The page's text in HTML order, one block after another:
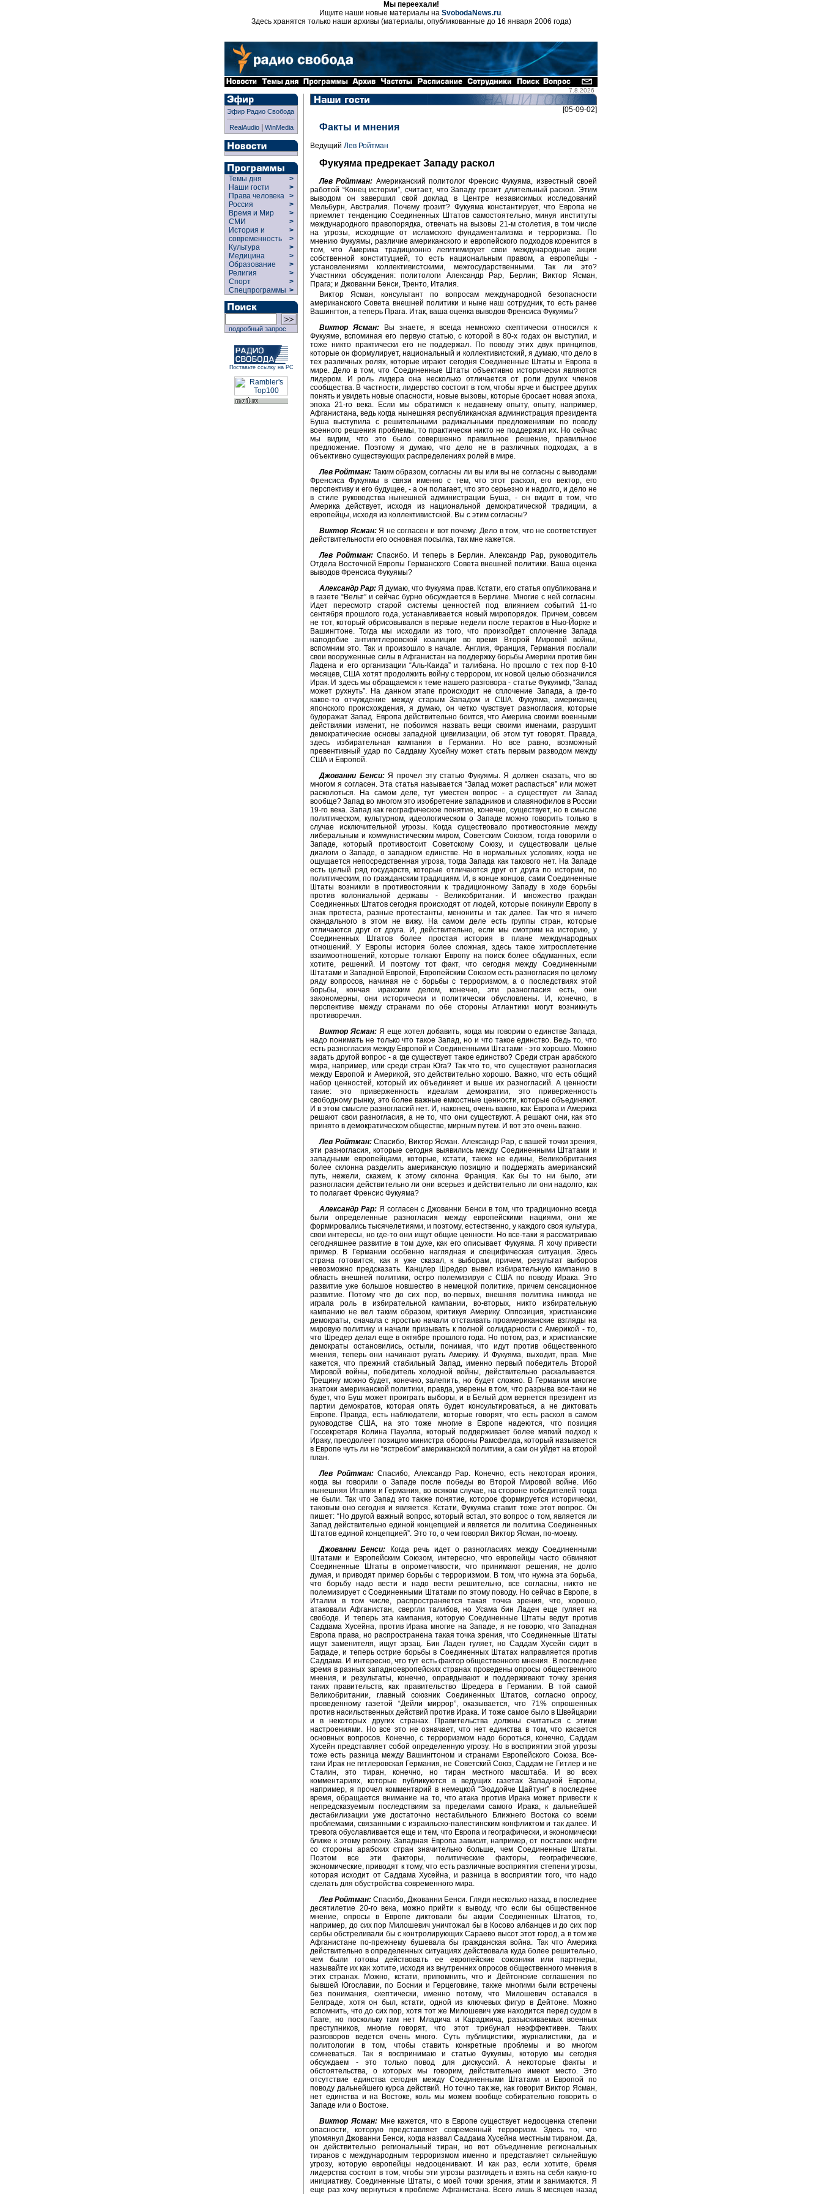
Мы переехали!
Ищите наши новые материалы на SvobodaNews.ru.
Здесь хранятся только наши архивы (материалы, опубликованные до 16 января 2006 года)
7.8.2026
Эфир Радио Свобода
RealAudio| WinMedia
Темы дня
>
Наши гости
>
Права человека >
Россия
>
Время и Мир
>
СМИ
>
История и
современность
>
>
Культура
>
Медицина
>
Образование
>
Религия
>
Спорт
>
Спецпрограммы >
подробный запрос
Поставьте ссылку на РС
[05-09-02]
Факты и мнения
Ведущий Лев Ройтман
Фукуяма предрекает Западу раскол
Лев Ройтман: Американский политолог Френсис Фукуяма, известный своей
работой “Конец истории”, считает, что Западу грозит длительный раскол. Этим
выводом он завершил свой доклад в Центре независимых исследований
Мельбурн, Австралия. Почему грозит? Фукуяма константирует, что Европа не
приемлет тенденцию Соединенных Штатов самостоятельно, минуя институты
международного правопорядка, отвечать на вызовы 21-м столетия, в том числе
на угрозы, исходящие от исламского фундаментализма и терроризма. По
мнению Фукуямы, различие американского и европейского подходов коренится в
том, что Америка традиционно легитимирует свои международные акции
собственной конституцией, то есть национальным правом, а европейцы -
установлениями коллективистскими, межгосударственными. Так ли это?
Участники обсуждения: политологи Александр Рар, Берлин; Виктор Ясман,
Прага; и Джованни Бенси, Тренто, Италия.
Виктор Ясман, консультант по вопросам международной безопасности
американского Совета внешней политики и ныне наш сотрудник, то есть ранее
Вашингтон, а теперь Прага. Итак, ваша оценка выводов Френсиса Фукуямы?
Виктор Ясман:Вы знаете, я всегда немножко скептически относился к
Фукуяме, вспоминая его первую статью, с которой в 80-х годах он выступил, и
тоже никто практически его не поддержал. По поводу этих двух принципов,
которые он формулирует, национальный и коллективистский, я думаю, что дело в
тех различных ролях, которые играют сегодня Соединенные Штаты и Европа в
мире. Дело в том, что Соединенные Штаты объективно исторически являются
лидером. И роль лидера она несколько отличается от роли других членов
сообщества. В частности, лидерство состоит в том, чтобы ярче и быстрее других
понять и увидеть новые опасности, новые вызовы, которые бросает новая эпоха,
эпоха 21-го века. Если мы обратимся к недавнему опыту, опыту, например,
Афганистана, ведь когда нынешняя республиканская администрация президента
Буша выступила с решительными радикальными предложениями по поводу
военного решения проблемы, то практически никто не поддержал их. Но сейчас
мы видим, что это было совершенно правильное решение, правильное
предложение. Поэтому я думаю, что дело не в различных подходах, а в
объективно существующих распределениях ролей в мире.
Лев Ройтман: Таким образом, согласны ли вы или вы не согласны с выводами
Френсиса Фукуямы в связи именно с тем, что этот раскол, его вектор, его
перспективу и его будущее, - а он полагает, что это серьезно и надолго, и дело не
в стиле руководства нынешней администрации Буша, - он видит в том, что
Америка действует, исходя из национальной демократической традиции, а
европейцы, исходя из коллективистской. Вы с этим согласны?
Виктор Ясман:Я не согласен и вот почему. Дело в том, что не соответствует
действительности его основная посылка, так мне кажется.
Лев Ройтман: Спасибо. И теперь в Берлин. Александр Рар, руководитель
Отдела Восточной Европы Германского Совета внешней политики. Ваша оценка
выводов Френсиса Фукуямы?
Александр Рар: Я думаю, что Фукуяма прав. Кстати, его статья опубликована и
в газете “Вельт” и сейчас бурно обсуждается в Берлине. Многие с ней согласны.
Идет пересмотр старой системы ценностей под влиянием событий 11-го
сентября прошлого года, устанавливается новый миропорядок. Причем, совсем
не тот, который обрисовывался в первые недели после терактов в Нью-Йорке и
Вашингтоне. Тогда мы исходили из того, что произойдет сплочение Запада
наподобие антигитлеровской коалиции во время Второй Мировой войны,
вспомним это. Так и произошло в начале. Англия, Франция, Германия послали
свои вооруженные силы в Афганистан на поддержку борьбы Америки против бин
Ладена и его организации “Аль-Каида” и талибана. Но прошло с тех пор 8-10
месяцев, США хотят продолжить войну с террором, их новой целью обозначился
Ирак. И здесь мы обращаемся к теме нашего разговора - статье Фукуямф, “Запад
может рухнуть”. На данном этапе происходит не сплочение Запада, а где-то
какое-то отчуждение между старым Западом и США. Фукуяма, американец
японского происхождения, я думаю, он четко чувствует разногласия, которые
будоражат Запад. Европа действительно боится, что Америка своими военными
действиями изменит, не побоимся назвать вещи своими именами, разрушит
демократические основы западной цивилизации, об этом тут говорят. Правда,
здесь избирательная кампания в Германии. Но все равно, возможный
превентивный удар по Саддаму Хусейну может стать первым разводом между
США и Европой.
Джованни Бенси:Я прочел эту статью Фукуямы. Я должен сказать, что во
многом я согласен. Эта статья называется “Запад может распасться” или может
расколоться. На самом деле, тут уместен вопрос - а существует ли Запад
вообще? Запад во многом это изобретение западников и славянофилов в России
19-го века. Запад как географическое понятие, конечно, существует, но в смысле
политическом, культурном, идеологическом о Западе можно говорить только в
случае исключительной угрозы. Когда существовало противостояние между
либеральным и коммунистическим миром, Советским Союзом, тогда говорили о
Западе, который противостоит Советскому Союзу, и существовали целые
диалоги о Западе, о западном единстве. Но в нормальных условиях, когда не
ощущается непосредственная угроза, тогда Запада как такового нет. На Западе
есть целый ряд государств, которые отличаются друг от друга по истории, по
политическим, по гражданским традициям. И, в конце концов, сами Соединенные
Штаты возникли в противостоянии к традиционному Западу в ходе борьбы
против колониальной державы - Великобритании. И множество граждан
Соединенных Штатов сегодня происходят от людей, которые покинули Европу в
знак протеста, разные протестанты, менониты и так далее. Так что я ничего
скандального в этом не вижу. На самом деле есть группы стран, которые
отличаются друг от друга. И, действительно, если мы смотрим на историю, у
Соединенных Штатов более простая история в плане международных
отношений. У Европы история более сложная, здесь такое хитросплетение
взаимоотношений, которые толкают Европу на поиск более обдуманных, если
хотите, решений. И поэтому тот факт, что сегодня между Соединенными
Штатами и Западной Европой, Европейским Союзом есть разногласия по целому
ряду вопросов, начиная не с борьбы с терроризмом, а о последствиях этой
борьбы, кончая иракским делом, конечно, эти разногласия есть, они
закономерны, они исторически и политически обусловлены. И, конечно, в
перспективе между странами по обе стороны Атлантики могут возникнуть
противоречия.
Виктор Ясман: Я еще хотел добавить, когда мы говорим о единстве Запада,
надо понимать не только что такое Запад, но и что такое единство. Ведь то, что
есть разногласия между Европой и Соединенными Штатами - это хорошо. Можно
задать другой вопрос - а где существует такое единство? Среди стран арабского
мира, например, или среди стран Юга? Так что то, что существуют разногласия
между Европой и Америкой, это действительно хорошо. Важно, что есть общий
набор ценностей, который их объединяет и выше их разногласий. А ценности
такие: это приверженность идеалам демократии, это приверженность
свободному рынку, это более важные емкостные ценности, которые объединяют.
И в этом смысле разногласий нет. И, наконец, очень важно, как Европа и Америка
решают свои разногласия, а не то, что они существуют. А решают они, как это
принято в демократическом обществе, мирным путем. И вот это очень важно.
Лев Ройтман:Спасибо, Виктор Ясман. Александр Рар, с вашей точки зрения,
эти разногласия, которые сегодня выявились между Соединенными Штатами и
западными европейцами, которые, кстати, также не едины, Великобритания
более склонна разделить американскую позицию и поддержать американский
путь, нежели, скажем, к этому склонна Франция. Как бы то ни было, эти
разногласия действительно ли они всерьез и действительно ли они надолго, как
то полагает Френсис Фукуяма?
Александр Рар: Я согласен с Джованни Бенси в том, что традиционно всегда
были определенные разногласия между европейскими нациями, они же
формировались тысячелетиями, и поэтому, естественно, у каждого своя культура,
свои интересы, но где-то они ищут общие ценности. Но все-таки я рассматриваю
сегодняшнее развитие в том духе, как его описывает Фукуяма. Я хочу привести
пример. В Германии особенно наглядная и специфическая ситуация. Здесь
страна готовится, как я уже сказал, к выборам, причем, результат выборов
невозможно предсказать. Канцлер Шредер вывел избирательную кампанию в
область внешней политики, остро полемизируя с США по поводу Ирака. Это
развитие уже большое новшество в немецкой политике, причем сенсационное
развитие. Потому что до сих пор, во-первых, внешняя политика никогда не
играла роль в избирательной кампании, во-вторых, никто избирательную
кампанию не вел таким образом, критикуя Америку. Оппозиция, христианские
демократы, сначала с яростью начали отстаивать проамериканские взгляды на
мировую политику и начали призывать к полной солидарности с Америкой - то,
что Шредер делал еще в октябре прошлого года. Но потом, раз, и христианские
демократы остановились, остыли, понимая, что идут против общественного
мнения, теперь они начинают ругать Америку. И Фукуяма, выходит, прав. Мне
кажется, что прежний стабильный Запад, именно первый победитель Второй
Мировой войны, победитель холодной войны, действительно раскалывается.
Трещину можно будет, конечно, залепить, но будет сложно. В Германии многие
знатоки американской политики, правда, уверены в том, что разрыва все-таки не
будет, что Буш может проиграть выборы, и в Белый дом вернется президент из
партии демократов, которая опять будет консультироваться, а не диктовать
Европе. Правда, есть наблюдатели, которые говорят, что есть раскол в самом
руководстве США, на это тоже многие в Европе надеются, что позиция
Госсекретаря Колина Пауэлла, который поддерживает более мягкий подход к
Ираку, преодолеет позицию министра обороны Рамсфелда, который называется
в Европе чуть ли не “ястребом” американской политики, а сам он уйдет на второй
план.
Лев Ройтман:Спасибо, Александр Рар. Конечно, есть некоторая ирония,
когда вы говорили о Западе после победы во Второй Мировой войне. Ибо
нынешняя Италия и Германия, во всяком случае, на стороне победителей тогда
не были. Так что Запад это также понятие, которое формируется исторически,
таковым оно сегодня и является. Кстати, Фукуяма ставит тоже этот вопрос. Он
пишет: “Но другой важный вопрос, который встал, это вопрос о том, является ли
Запад действительно единой концепцией и является ли политика Соединенных
Штатов единой концепцией”. Это то, о чем говорил Виктор Ясман, по-моему.
Джованни Бенси: Когда речь идет о разногласиях между Соединенными
Штатами и Европейским Союзом, интересно, что европейцы часто обвиняют
Соединенные Штаты в опрометчивости, что принимают решения, не долго
думая, и приводят пример борьбы с терроризмом. В том, что нужна эта борьба,
что борьбу надо вести и надо вести решительно, все согласны, никто не
полемизирует с Соединенными Штатами по этому поводу. Но сейчас в Европе, в
Италии в том числе, распространяется такая точка зрения, что, хорошо,
атаковали Афганистан, свергли талибов, но Усама бин Ладен еще гуляет на
свободе. И теперь эта кампания, которую Соединенные Штаты ведут против
Саддама Хусейна, против Ирака многие на Западе, я не говорю, что Западная
Европа права, но распространена такая точка зрения, что Соединенные Штаты
ищут заменителя, ищут эрзац. Бин Ладен гуляет, но Саддам Хусейн сидит в
Багдаде, и теперь острие борьбы в Соединенных Штатах направляется против
Саддама. И интересно, что тут есть фактор общественного мнения. В последнее
время в разных западноевропейских странах проведены опросы общественного
мнения, и результаты, конечно, оправдывают и поддерживают точку зрения
таких правительств, как правительство Шредера в Германии. В той самой
Великобритании, главный союзник Соединенных Штатов, согласно опросу,
проведенному газетой “Дейли миррор”, оказывается, что 71% опрошенных
против насильственных действий против Ирака. И тоже самое было в Швейцарии
и в некоторых других странах. Правительства должны считаться с этими
настроениями. Но все это не означает, что нет единства в том, что касается
основных вопросов. Конечно, с терроризмом надо бороться, конечно, Саддам
Хусейн представляет собой определенную угрозу. Но в восприятии этой угрозы
тоже есть разница между Вашингтоном и странами Европейского Союза. Все-
таки Ирак не гитлеровская Германия, не Советский Союз, Саддам не Гитлер и не
Сталин, это тиран, конечно, но тиран местного масштаба. И во всех
комментариях, которые публикуются в ведущих газетах Западной Европы,
например, я прочел комментарий в немецкой “Зюддойче Цайтунг” в последнее
время, обращается внимание на то, что атака против Ирака может привести к
непредсказуемым последствиям за пределами самого Ирака, к дальнейшей
дестабилизации уже достаточно нестабильного Ближнего Востока со всеми
проблемами, связанными с израильско-палестинским конфликтом и так далее. И
тревога обуславливается еще и тем, что Европа и географически, и экономически
ближе к этому региону. Западная Европа зависит, например, от поставок нефти
со стороны арабских стран значительно больше, чем Соединенные Штаты.
Поэтом все эти факторы, политические факторы, географические,
экономические, приводят к тому, что есть различные восприятия степени угрозы,
которая исходит от Саддама Хусейна, и разница в восприятии того, что надо
сделать для обустройства современного мира.
Лев Ройтман: Спасибо, Джованни Бенси. Глядя несколько назад, в последнее
десятилетие 20-го века, можно прийти к выводу, что если бы общественное
мнение, опросы в Европе диктовали бы акции Соединенных Штатов, то,
например, до сих пор Милошевич уничтожал бы в Косово албанцев и до сих пор
сербы обстреливали бы с контролирующих Сараево высот этот город, а в том же
Афганистане по-прежнему бушевала бы гражданская война. Так что Америка
действительно в определенных ситуациях действовала куда более решительно,
чем были готовы действовать ее европейские союзники или партнеры,
называйте их как хотите, исходя из внутренних опросов общественного мнения в
этих странах. Можно, кстати, припомнить, что и Дейтонские соглашения по
бывшей Югославии, по Боснии и Герцеговине, также многими были встречены
без понимания, скептически, именно потому, что Милошевич оставался в
Белграде, хотя он был, кстати, одной из ключевых фигур в Дейтоне. Можно
вспомнить, что до сих пор, хотя тот же Милошевич уже находится перед судом в
Гааге, но поскольку там нет Младича и Караджича, разыскиваемых военных
преступников, многие говорят, что этот трибунал неэффективен. Таких
разговоров ведется очень много. Суть публицистики, журналистики, да и
политологии в том, чтобы ставить конкретные проблемы и во многом
сомневаться. Так я воспринимаю и статью Фукуямы, которую мы сегодня
обсуждаем - это только повод для дискуссий. А некоторые факты и
обстоятельства, о которых мы говорим, действительно имеют место. Это
отсутствие единства сегодня между Соединенными Штатами и Европой по
поводу дальнейшего курса действий. Но точно так же, как говорит Виктор Ясман,
нет единства и на Востоке, коль мы можем вообще собирательно говорить о
Западе или о Востоке.
Виктор Ясман:Мне кажется, что в Европе существует недооценка степени
опасности, которую представляет современный терроризм. Здесь то, что
упомянул Джованни Бенси, когда назвал Саддама Хусейна местным тираном. Да,
он действительно региональный тиран, но вот объединение региональных
тиранов с международным терроризмом именно и представляет сильнейшую
угрозу, которую европейцы недооценивают. И как раз, если хотите, бремя
лидерства состоит в том, чтобы эти угрозы разглядеть и взять на себя какую-то
инициативу. Соединенные Штаты, с моей точки зрения, этим и занимаются. Я
еще раз хочу вернуться к проблеме Афганистана. Всего лишь 8 месяцев назад